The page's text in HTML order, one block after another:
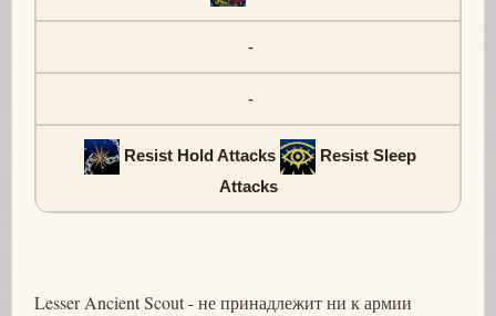
-
-
Resist Hold Attacks
Resist Sleep
Attacks
Lesser Ancient Scout - не принадлежит ни к армии